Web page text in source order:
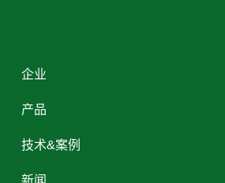
企业
产品
技术&案例
新闻